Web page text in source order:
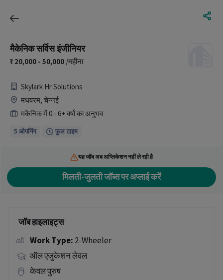
मैकेनिक सर्विस इंजीनियर
20,000 - 50,000/महीना
Skylark Hr Solutions
मधवरम, चेन्नई
मकैनिक में 0 - 6+ वर्षो का अनुभव
5 ओपनिंग फुल टाइम
यह जॉब अब अप्लिकेशन नहीं ले रही है
मिलती-जुलती जॉब्स पर अप्लाई करें
जॉब हाइलाइट्स
Work Type: 2-Wheeler
ऑल एजुकेशन लेवल
केवल पुरुष